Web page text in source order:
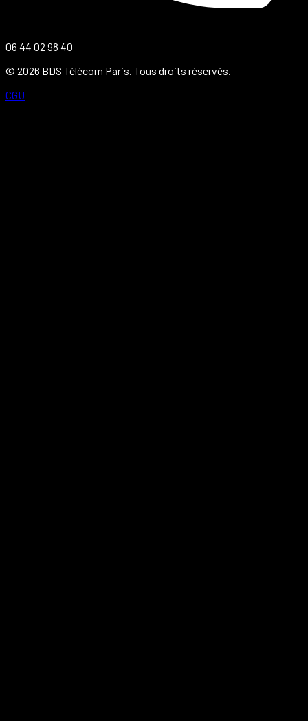
06 44 02 98 40
© 2026 BDS Télécom Paris. Tous droits réservés.
CGU